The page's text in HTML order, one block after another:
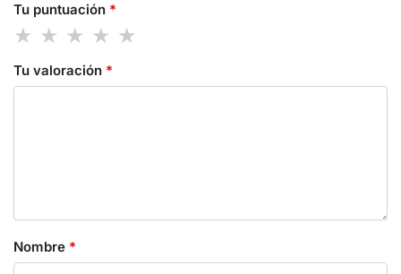
Tu puntuación *
Tu valoración *
Nombre *